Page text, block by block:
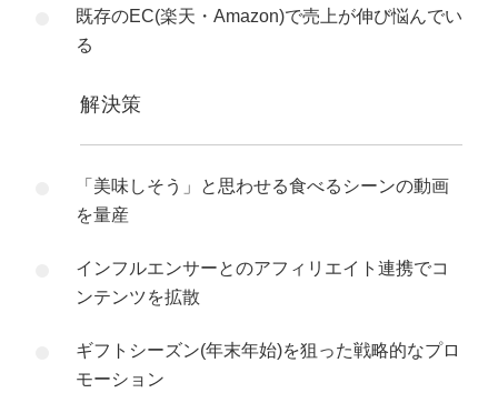
既存のEC(楽天・Amazon)で売上が伸び悩んでい
る
解決策
「美味しそう」と思わせる食べるシーンの動画
を量産
インフルエンサーとのアフィリエイト連携でコ
ンテンツを拡散
ギフトシーズン(年末年始)を狙った戦略的なプロ
モーション